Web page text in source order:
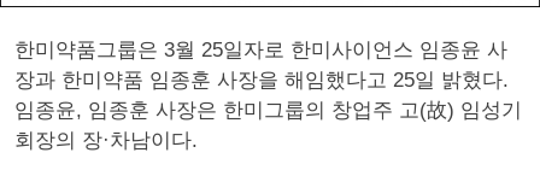
한미약품그룹은 3월 25일자로 한미사이언스 임종윤 사
장과 한미약품 임종훈 사장을 해임했다고 25일 밝혔다.
임종윤, 임종훈 사장은 한미그룹의 창업주 고(故) 임성기
회장의 장·차남이다.